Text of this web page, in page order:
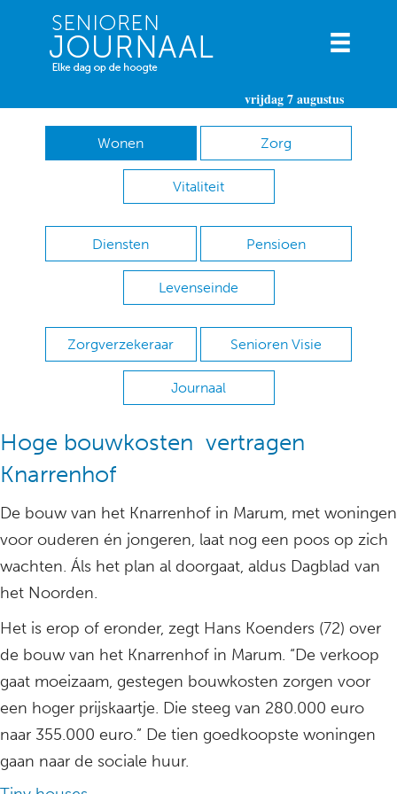
vrijdag 7 augustus
Wonen Zorg
Vitaliteit
Diensten Pensioen
Levenseinde
Zorgverzekeraar Senioren Visie
Journaal
Hoge bouwkosten vertragen
Knarrenhof
De bouw van het Knarrenhof in Marum, met woningen
voor ouderen én jongeren, laat nog een poos op zich
wachten. Áls het plan al doorgaat, aldus Dagblad van
het Noorden.
Het is erop of eronder, zegt Hans Koenders (72) over
de bouw van het Knarrenhof in Marum. “De verkoop
gaat moeizaam, gestegen bouwkosten zorgen voor
een hoger prijskaartje. Die steeg van 280.000 euro
naar 355.000 euro.” De tien goedkoopste woningen
gaan naar de sociale huur.